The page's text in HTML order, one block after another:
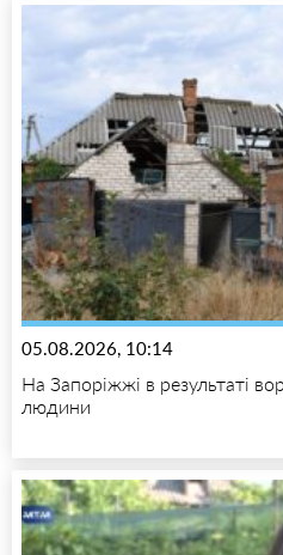
05.08.2026, 10:14
На Запоріжжі в результаті
людини